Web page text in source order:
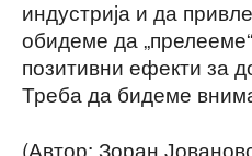
индустрија и да
обидеме да
позитивни ефекти за
Треба да бидеме
(Автор: Зоран